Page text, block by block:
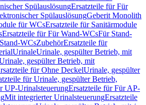
SpülauslösungErsatzteile für Für
SpülauslösungGeberit Monolith
für WCsErsatzteile für Sanitärmodule
Ersatzteile für Für Wand-WCsFür Stand-
WCsZubehörErsatzteile für
UrinaleUrinale, gespülter Betrieb, mit
gespülter Betrieb, mit
für Ohne DeckelUrinale, gespülter
für Urinale, gespülter Betrieb,
UP-UrinalsteuerungErsatzteile für Für AP-
Mit integrierter UrinalsteuerungErsatzteile